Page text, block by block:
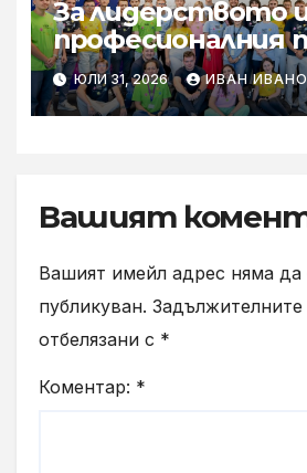
За лидерството
професионалния
извора“:
Vivacom се
Главния
ЮЛИ 31, 2026 ИВАН
Вашият
Вашият имейл адрес няма да
публикуван. Задължителните
отбелязани с *
Коментар: *